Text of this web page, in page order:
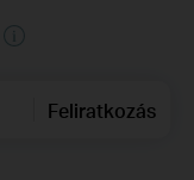
Feliratkozás